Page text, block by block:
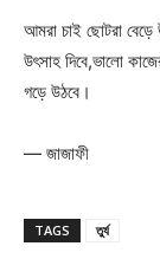
আমরা চাই ছোটরা বেড়ে
উৎসাহ দিবে,ভালো
গড়ে উঠবে।
— জাজাফী
TAGS তুর্য